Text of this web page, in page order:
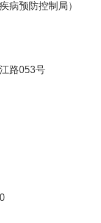
病预防控制局）
路053号